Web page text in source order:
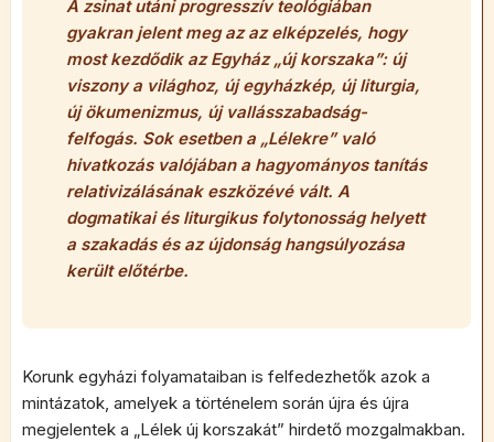
A zsinat utáni progresszív teológiában
gyakran jelent meg az az elképzelés, hogy
most kezdődik az Egyház „új korszaka”: új
viszony a világhoz, új egyházkép, új liturgia,
új ökumenizmus, új vallásszabadság-
felfogás. Sok esetben a „Lélekre” való
hivatkozás valójában a hagyományos tanítás
relativizálásának eszközévé vált. A
dogmatikai és liturgikus folytonosság helyett
a szakadás és az újdonság hangsúlyozása
került előtérbe.
Korunk egyházi folyamataiban is felfedezhetők azok a
mintázatok, amelyek a történelem során újra és újra
megjelentek a „Lélek új korszakát” hirdető mozgalmakban.